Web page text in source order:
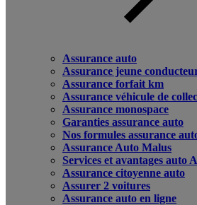
Assurance auto
Assurance jeune
Assurance forfait km
Assurance véhicule de
Assurance monospace
Garanties assurance auto
Nos formules assurance
Assurance Auto Malus
Services et avantages auto
Assurance citoyenne auto
Assurer 2 voitures
Assurance auto en ligne